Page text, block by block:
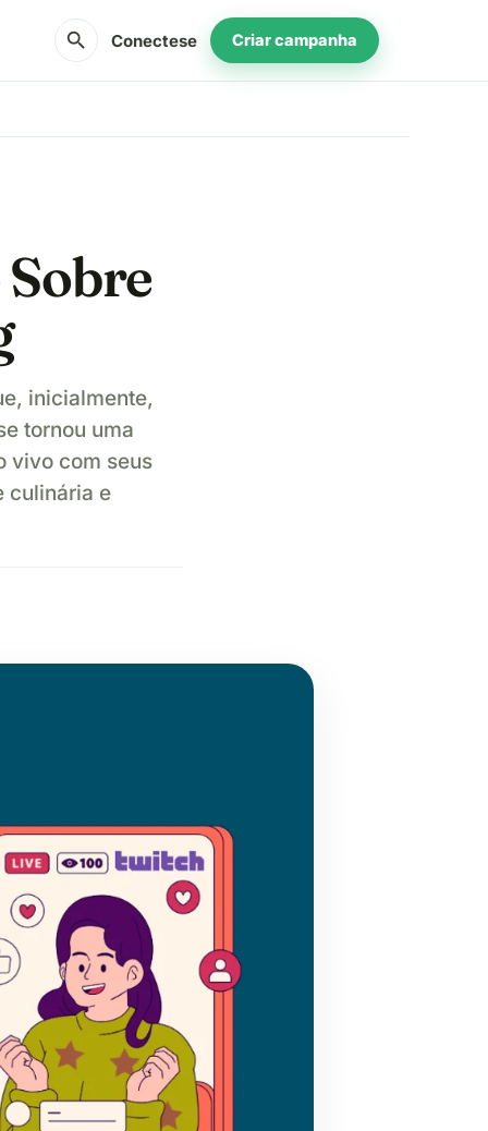
search Conectese Criar campanha
inicialmente,
tornou uma
vivo com seus
culinária e